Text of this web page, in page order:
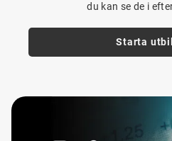
du kan se de i
Starta